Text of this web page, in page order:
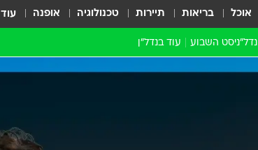
אוכל בריאות תיירות טכנולוגיה אופנה עוד
נדל"ניסט השבוע עוד בנדל״ן